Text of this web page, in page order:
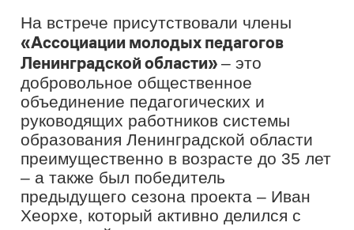
перспективных команд управленцев в
сфере образования. Это площадка для
обмена опытом и распространения
лучших практик, на которой участники
могут заявить о себе и найти
единомышленников.
Для подачи заявки на конкурс
необходимо собрать команду в составе
четырех сотрудников одной
общеобразовательной организации:
руководителей первого и второго
уровня, классных руководителей,
учителей-предметников.